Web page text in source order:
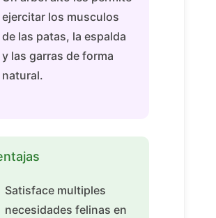
ejercitar los musculos
de las patas, la espalda
y las garras de forma
natural.
Satisface multiples
necesidades felinas en